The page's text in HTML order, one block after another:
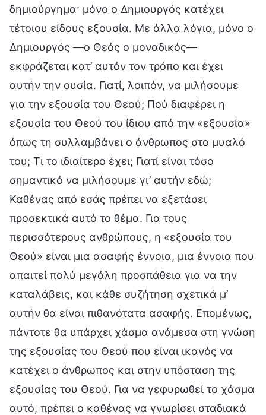
δημιούργημα· μόνο ο Δημιουργός κατέχει
τέτοιου είδους εξουσία. Με άλλα λόγια, μόνο ο
Δημιουργός —ο Θεός ο μοναδικός—
εκφράζεται κατ’ αυτόν τον τρόπο και έχει
αυτήν την ουσία. Γιατί, λοιπόν, να μιλήσουμε
για την εξουσία του Θεού; Πού διαφέρει η
εξουσία του Θεού του ίδιου από την «εξουσία»
όπως τη συλλαμβάνει ο άνθρωπος στο μυαλό
του; Τι το ιδιαίτερο έχει; Γιατί είναι τόσο
σημαντικό να μιλήσουμε γι’ αυτήν εδώ;
Καθένας από εσάς πρέπει να εξετάσει
προσεκτικά αυτό το θέμα. Για τους
περισσότερους ανθρώπους, η «εξουσία του
Θεού» είναι μια ασαφής έννοια, μια έννοια που
απαιτεί πολύ μεγάλη προσπάθεια για να την
καταλάβεις, και κάθε συζήτηση σχετικά μ’
αυτήν θα είναι πιθανότατα ασαφής. Επομένως,
πάντοτε θα υπάρχει χάσμα ανάμεσα στη γνώση
της εξουσίας του Θεού που είναι ικανός να
κατέχει ο άνθρωπος και στην υπόσταση της
εξουσίας του Θεού. Για να γεφυρωθεί το χάσμα
αυτό, πρέπει ο καθένας να γνωρίσει σταδιακά